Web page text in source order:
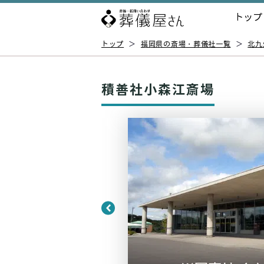
トップ
トップ ＞ 福岡県の斎場・葬儀社一覧 ＞ 北
積善社小森江斎場